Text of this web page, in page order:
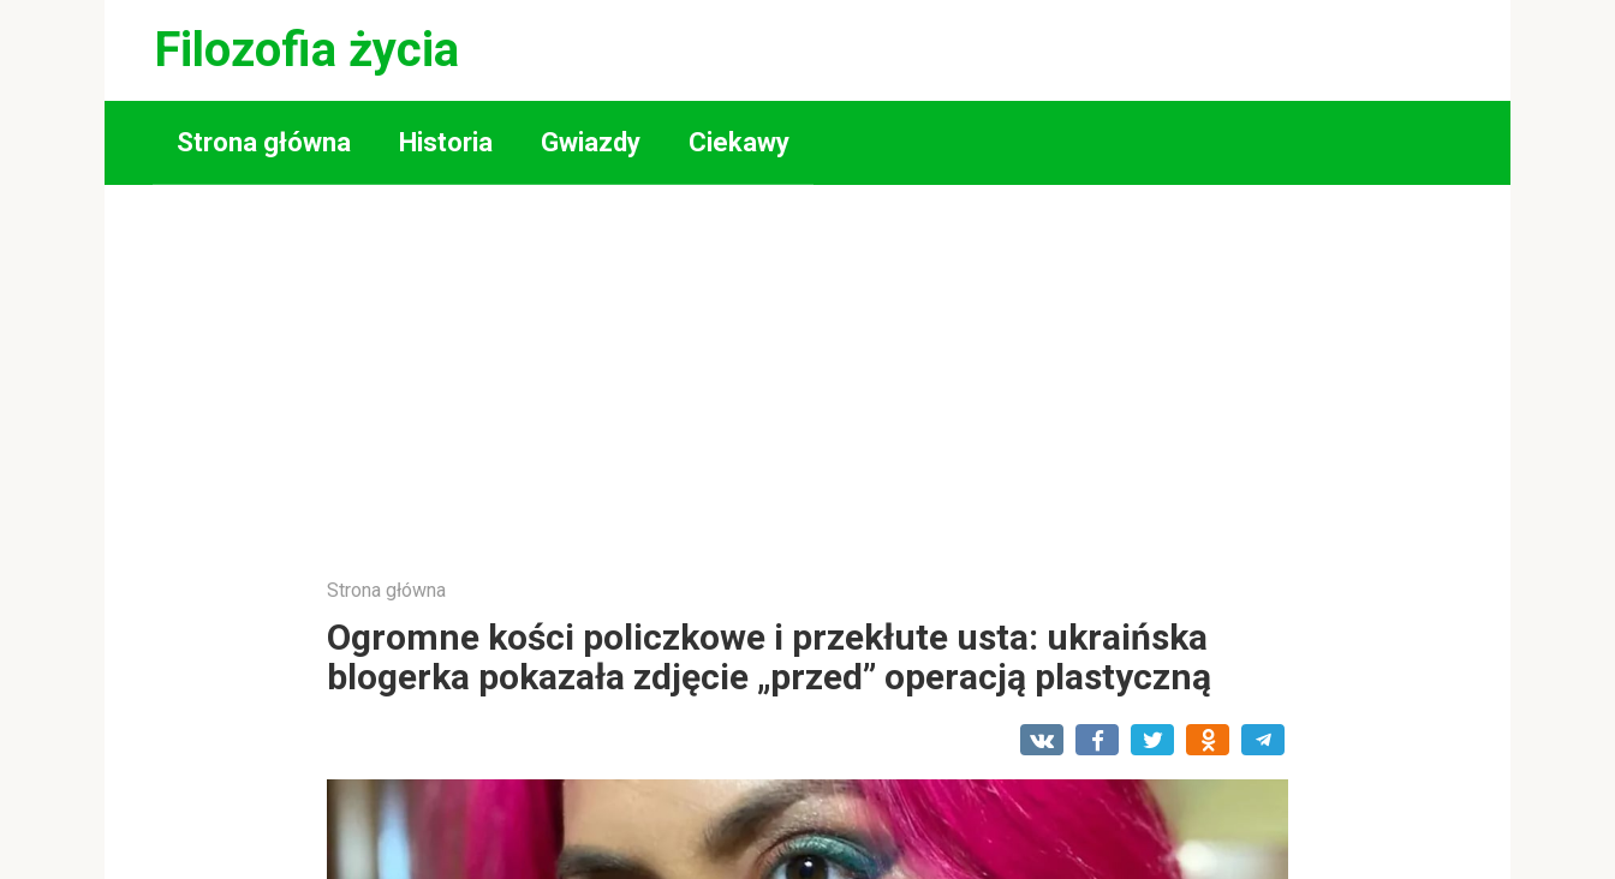
Filozofia życia
Strona główna Historia Gwiazdy Ciekawy
Strona główna
Ogromne kości policzkowe i przekłute usta: ukraińska
blogerka pokazała zdjęcie „przed” operacją plastyczną